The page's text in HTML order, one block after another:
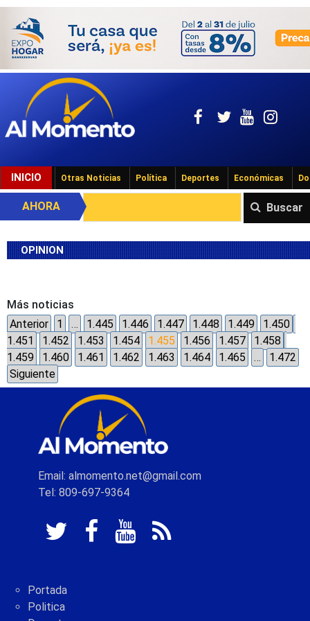
INICIO Otras Noticias Política Deportes Económicas
Buscar
AHORA
OPINION
Más noticias
Anterior
1 … 1.445 1.446 1.447 1.448 1.449
1.450
1.451
1.452 1.453 1.454 1.455 1.456 1.457
1.458
1.459
1.460 1.461 1.462 1.463 1.464 1.465 …
1.472
Siguiente
Email: almomento.net@gmail.com
Tel: 809-697-9364
Portada
Politica